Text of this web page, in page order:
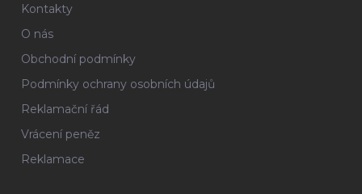
Kontakty
O nás
Obchodní podmínky
Podmínky ochrany osobních údajů
Reklamační řád
Vrácení peněz
Reklamace